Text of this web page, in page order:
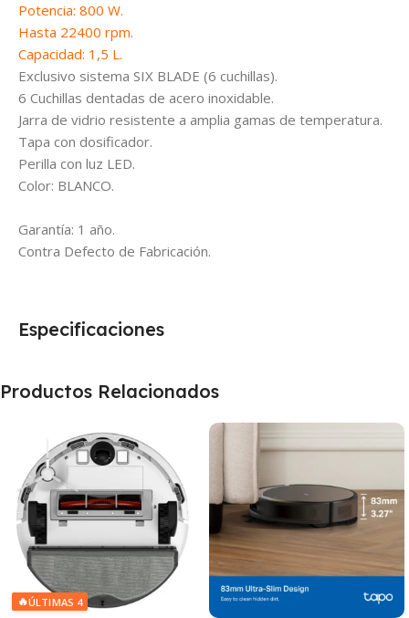
Potencia: 800 W.
Hasta 22400 rpm.
Capacidad: 1,5 L.
Exclusivo sistema SIX BLADE (6 cuchillas).
6 Cuchillas dentadas de acero inoxidable.
Jarra de vidrio resistente a amplia gamas de temperatura.
Tapa con dosificador.
Perilla con luz LED.
Color: BLANCO.
Garantía: 1 año.
Contra Defecto de Fabricación.
Especificaciones
Productos Relacionados
🔥ÚLTIMAS 4